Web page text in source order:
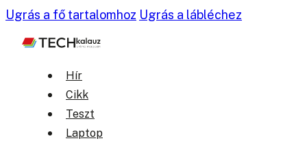
Ugrás a fő tartalomhoz Ugrás a lábléchez
Hír
Cikk
Teszt
Laptop